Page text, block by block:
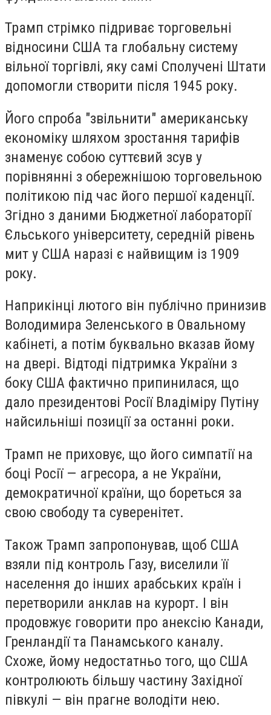
Трамп стрімко підриває торговельні
відносини США та глобальну систему
вільної торгівлі, яку самі Сполучені Штати
допомогли створити після 1945 року.
Його спроба "звільнити" американську
економіку шляхом зростання тарифів
знаменує собою суттєвий зсув у
порівнянні з обережнішою торговельною
політикою під час його першої каденції.
Згідно з даними Бюджетної лабораторії
Єльського університету, середній рівень
мит у США наразі є найвищим із 1909
року.
Наприкінці лютого він публічно принизив
Володимира Зеленського в Овальному
кабінеті, а потім буквально вказав йому
на двері. Відтоді підтримка України з
боку США фактично припинилася, що
дало президентові Росії Владіміру Путіну
найсильніші позиції за останні роки.
Трамп не приховує, що його симпатії на
боці Росії — агресора, а не України,
демократичної країни, що бореться за
свою свободу та суверенітет.
Також Трамп запропонував, щоб США
взяли під контроль Газу, виселили її
населення до інших арабських країн і
перетворили анклав на курорт. І він
продовжує говорити про анексію Канади,
Гренландії та Панамського каналу.
Схоже, йому недостатньо того, що США
контролюють більшу частину Західної
півкулі — він прагне володіти нею.